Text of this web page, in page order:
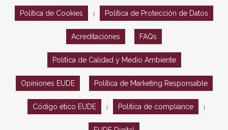
Política de Cookies Política de Protección de Datos
Acreditaciones FAQs
Política de Calidad y Medio Ambiente
Opiniones EUDE Política de Marketing Responsable
Código ético EUDE Política de compliance